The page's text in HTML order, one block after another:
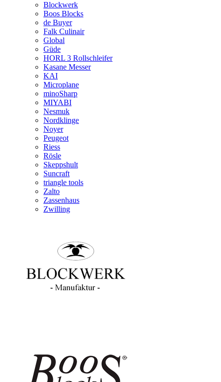
Blockwerk
Boos Blocks
de Buyer
Falk Culinair
Global
Güde
HORL 3 Rollschleifer
Kasane Messer
KAI
Microplane
minoSharp
MIYABI
Nesmuk
Nordklinge
Noyer
Peugeot
Riess
Rösle
Skeppshult
Suncraft
triangle tools
Zalto
Zassenhaus
Zwilling